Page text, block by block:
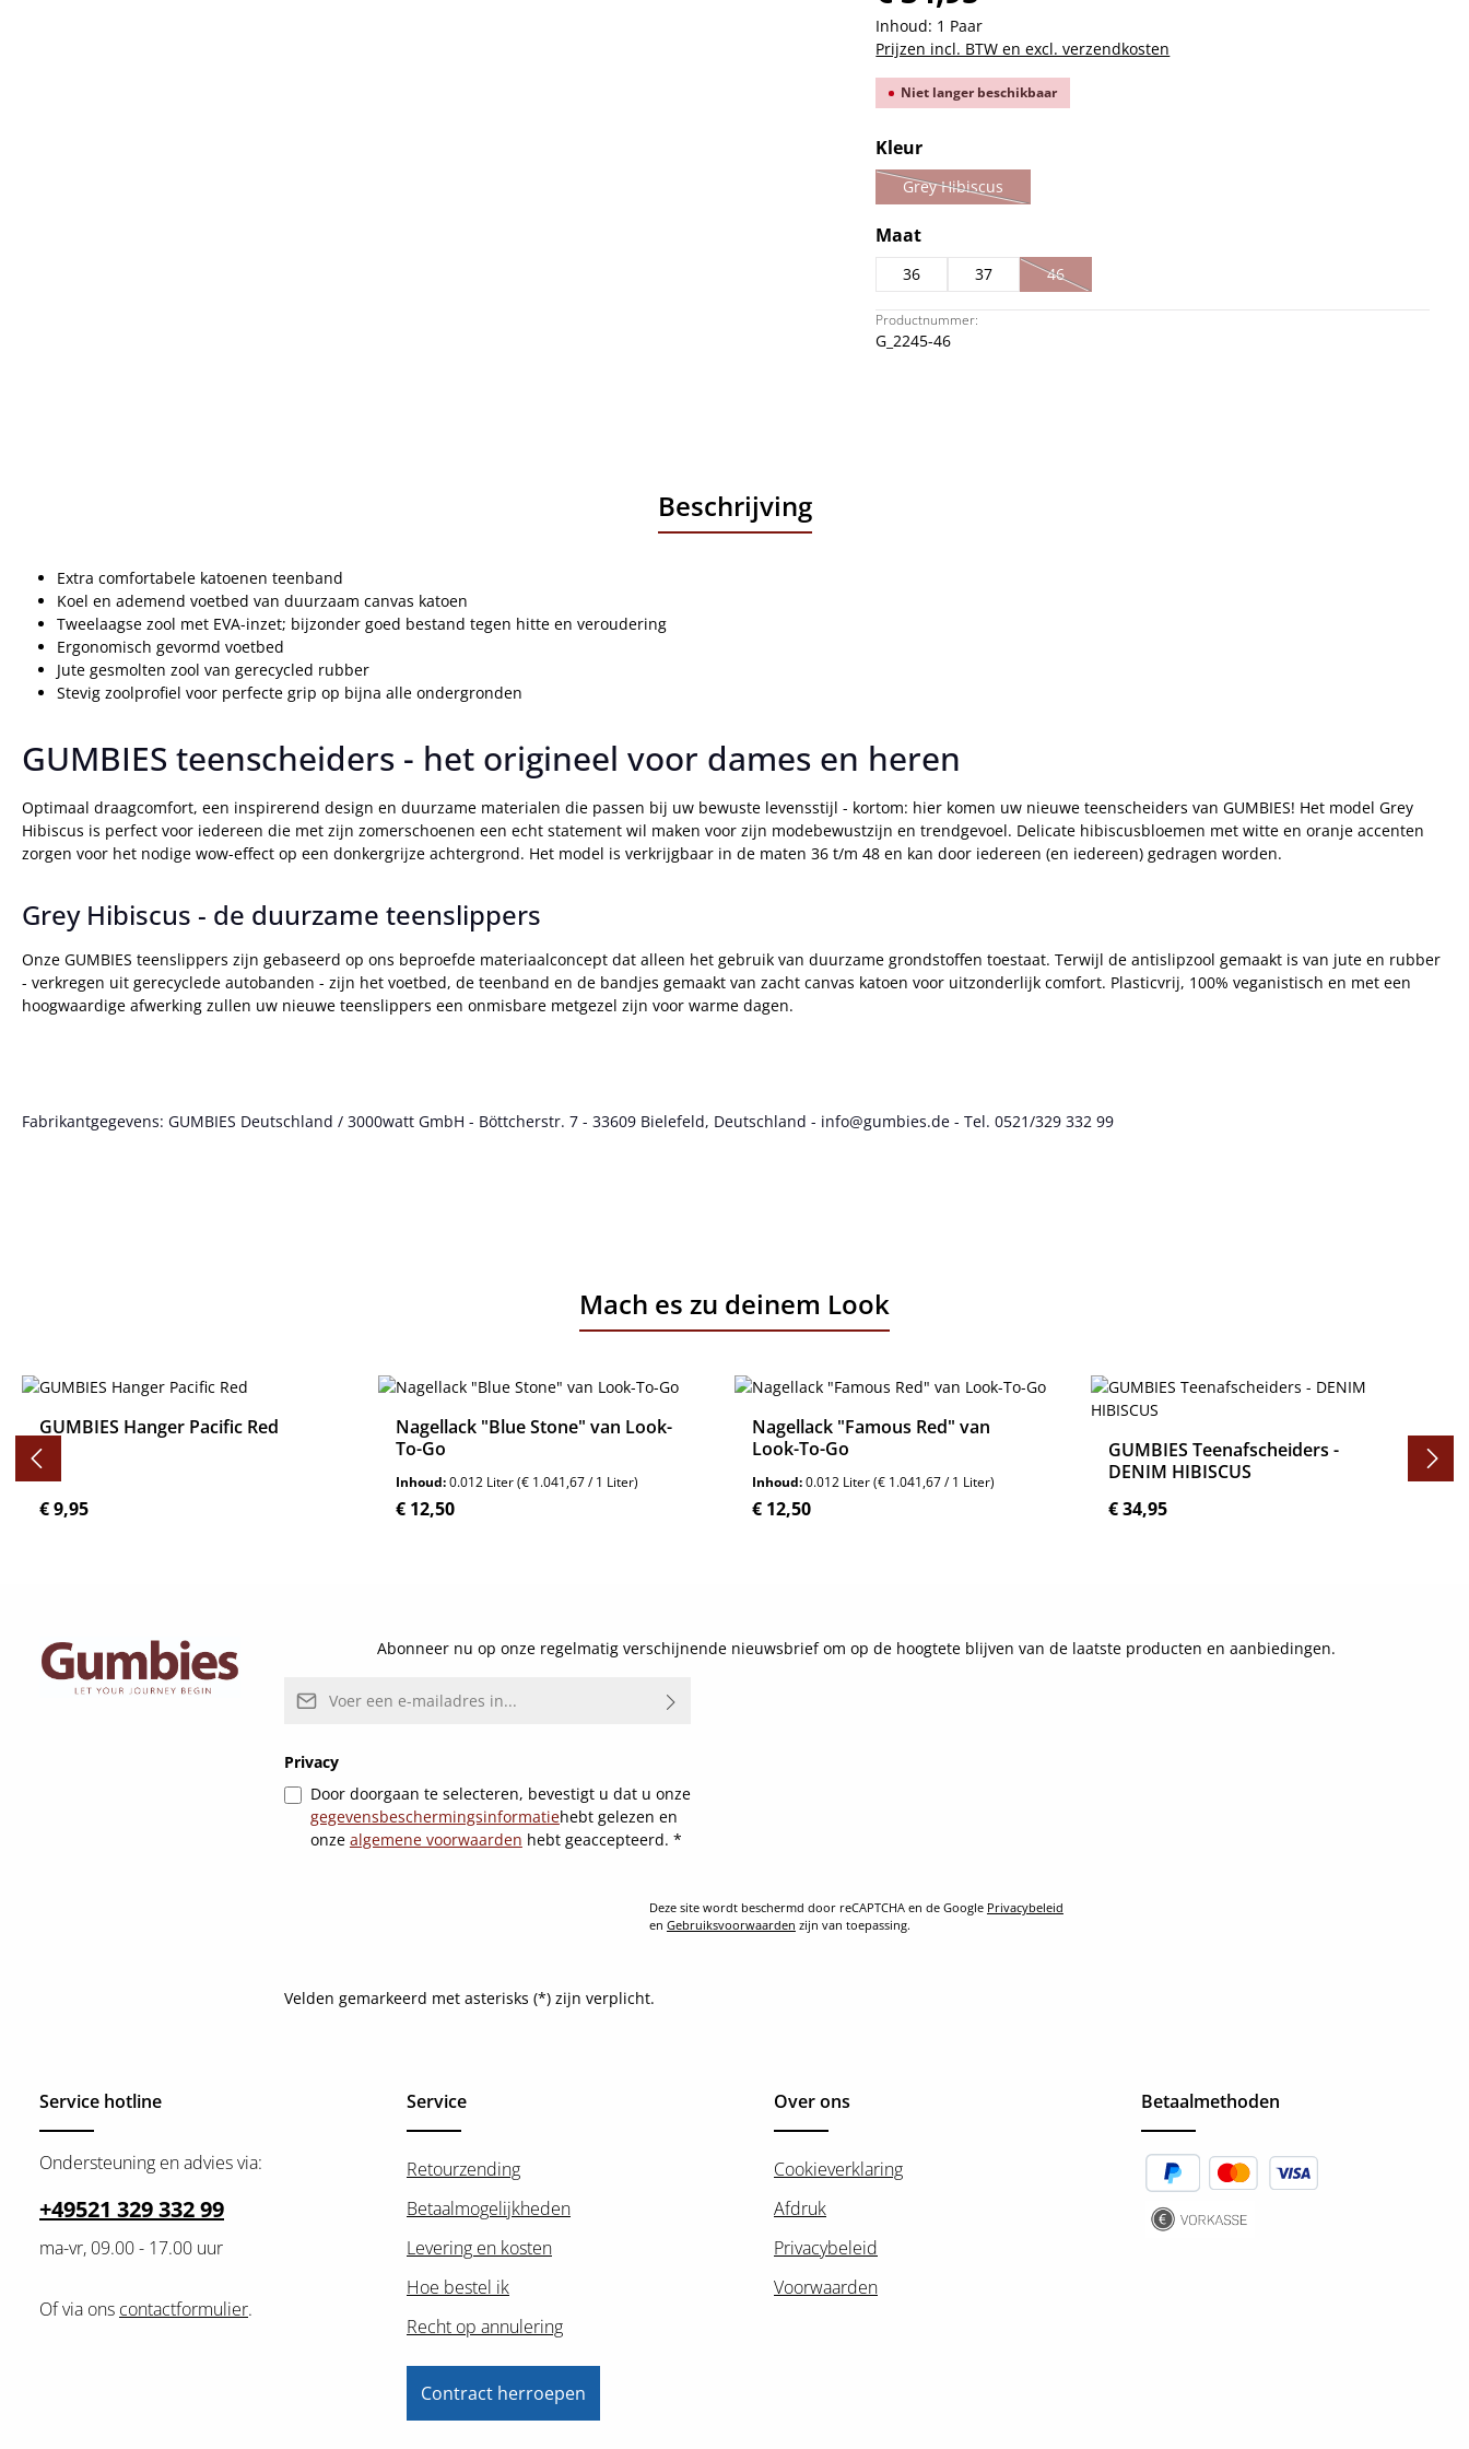
Inhoud: 1 Paar
Prijzen incl. BTW en excl. verzendkosten
Niet langer beschikbaar
Selecteer
Kleur
Grey Hibiscus
(Deze optie is momenteel niet beschikbaar.)
Selecteer
Maat
36 37 46
(Deze optie is momenteel niet beschikbaar.)
Productnummer:
G_2245-46
Beschrijving
Extra comfortabele katoenen teenband
Koel en ademend voetbed van duurzaam canvas katoen
Tweelaagse zool met EVA-inzet; bijzonder goed bestand tegen hitte en veroudering
Ergonomisch gevormd voetbed
Jute gesmolten zool van gerecycled rubber
Stevig zoolprofiel voor perfecte grip op bijna alle ondergronden
GUMBIES teenscheiders - het origineel voor dames en heren
Optimaal draagcomfort, een inspirerend design en duurzame materialen die passen bij uw bewuste levensstijl - kortom: hier komen uw nieuwe teenscheiders van GUMBIES! Het model Grey
Hibiscus is perfect voor iedereen die met zijn zomerschoenen een echt statement wil maken voor zijn modebewustzijn en trendgevoel. Delicate hibiscusbloemen met witte en oranje accenten
zorgen voor het nodige wow-effect op een donkergrijze achtergrond. Het model is verkrijgbaar in de maten 36 t/m 48 en kan door iedereen (en iedereen) gedragen worden.
Grey Hibiscus - de duurzame teenslippers
Onze GUMBIES teenslippers zijn gebaseerd op ons beproefde materiaalconcept dat alleen het gebruik van duurzame grondstoffen toestaat. Terwijl de antislipzool gemaakt is van jute en rubber
- verkregen uit gerecyclede autobanden - zijn het voetbed, de teenband en de bandjes gemaakt van zacht canvas katoen voor uitzonderlijk comfort. Plasticvrij, 100% veganistisch en met een
hoogwaardige afwerking zullen uw nieuwe teenslippers een onmisbare metgezel zijn voor warme dagen.
Fabrikantgegevens: GUMBIES Deutschland / 3000watt GmbH - Böttcherstr. 7 - 33609 Bielefeld, Deutschland - info@gumbies.de - Tel. 0521/329 332 99
Mach es zu deinem Look
Productgalerij overslaan
GUMBIES Hanger Pacific Red
Normale prijs:
€ 9,95
Nagellack "Blue Stone" van Look-
To-Go
Inhoud:0.012 Liter(€ 1.041,67 / 1 Liter)
Normale prijs:
€ 12,50
Nagellack "Famous Red" van
Look-To-Go
Inhoud:0.012 Liter(€ 1.041,67 / 1 Liter)
Normale prijs:
€ 12,50
GUMBIES Teenafscheiders -
DENIM HIBISCUS
Normale prijs:
€ 34,95
Abonneer nu op onze regelmatig verschijnende nieuwsbrief om op de hoogtete blijven van de laatste producten en aanbiedingen.
E-mailadres*
Privacy
Door doorgaan te selecteren, bevestigt u dat u onze
gegevensbeschermingsinformatiehebt gelezen en
onze algemene voorwaarden hebt geaccepteerd. *
Deze site wordt beschermd door reCAPTCHA en de Google Privacybeleid
en Gebruiksvoorwaarden zijn van toepassing.
Velden gemarkeerd met asterisks (*) zijn verplicht.
Service hotline
Ondersteuning en advies via:
+49521 329 332 99
ma-vr, 09.00 - 17.00 uur
Of via ons contactformulier.
Service
Retourzending
Betaalmogelijkheden
Levering en kosten
Hoe bestel ik
Recht op annulering
Contract herroepen
Over ons
Cookieverklaring
Afdruk
Privacybeleid
Voorwaarden
Betaalmethoden